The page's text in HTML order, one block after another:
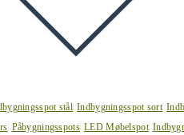
stål Indbygningsspot sort
Påbygningsspots LED Møbelspot